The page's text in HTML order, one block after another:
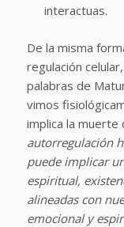
interactuas.
De la misma
regulación
palabras de
vimos
implica la muerte
autorregulación
puede implicar
espiritual,
alineadas con
emocional y